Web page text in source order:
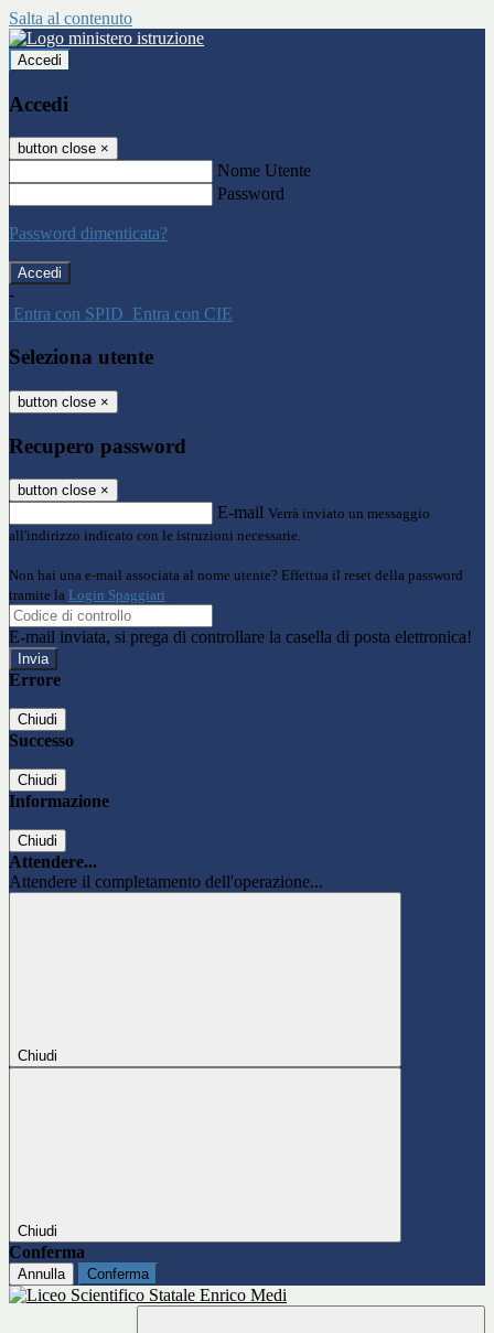
Salta al contenuto
Accedi
Accedi
button close ×
Nome Utente
Password
Password dimenticata?
-
Entra con SPID Entra con CIE
Seleziona utente
button close ×
Recupero password
button close ×
E-mail Verrà inviato un messaggio
all'indirizzo indicato con le istruzioni necessarie.
Non hai una e-mail associata al nome utente? Effettua il reset della password
tramite la Login Spaggiari
E-mail inviata, si prega di controllare la casella di posta elettronica!
Errore
Chiudi
Successo
Chiudi
Informazione
Chiudi
Attendere...
Attendere il completamento dell'operazione...
Chiudi
Chiudi
Conferma
Annulla Conferma